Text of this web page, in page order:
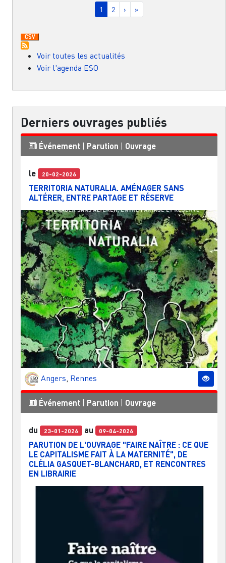
Page courante
1 Page
2 Page suivante
› Dernière page
»
Voir toutes les actualités
Voir l'agenda ESO
Derniers ouvrages publiés
Événement | Parution | Ouvrage
le 20-02-2026
TERRITORIA NATURALIA. AMÉNAGER SANS
ALTÉRER, ENTRE PARTAGE ET RÉSERVE
Angers Rennes
Événement | Parution | Ouvrage
du 23-01-2026 au 09-04-2026
PARUTION DE L'OUVRAGE "FAIRE NAÎTRE : CE QUE
LE CAPITALISME FAIT À LA MATERNITÉ", DE
CLÉLIA GASQUET-BLANCHARD, ET RENCONTRES
EN LIBRAIRIE